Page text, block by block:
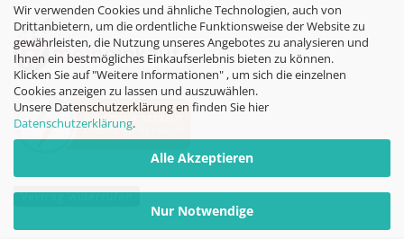
Wir verwenden Cookies und ähnliche Technologien, auch von
Drittanbietern, um die ordentliche Funktionsweise der Website zu
gewährleisten, die Nutzung unseres Angebotes zu analysieren und
Ihnen ein bestmögliches Einkaufserlebnis bieten zu können.
Klicken Sie auf "Weitere Informationen" , um sich die einzelnen
Cookies anzeigen zu lassen und auszuwählen.
Unsere Datenschutzerklärung en finden Sie hier
Datenschutzerklärung.
Alle Akzeptieren
Nur Notwendige
Vertrag widerrufen